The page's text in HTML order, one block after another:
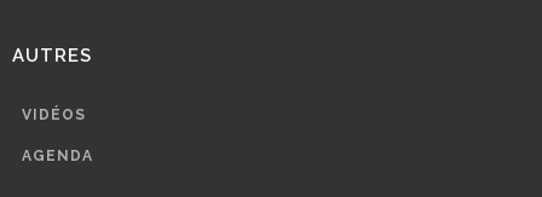
AUTRES
VIDÉOS
AGENDA